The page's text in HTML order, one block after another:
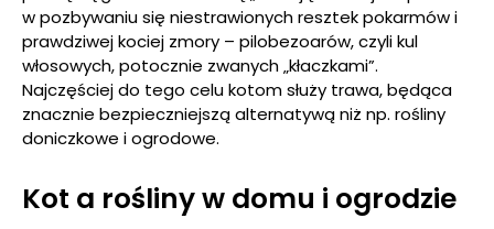
w pozbywaniu się niestrawionych resztek pokarmów i
prawdziwej kociej zmory – pilobezoarów, czyli kul
włosowych, potocznie zwanych „kłaczkami”.
Najczęściej do tego celu kotom służy trawa, będąca
znacznie bezpieczniejszą alternatywą niż np. rośliny
doniczkowe i ogrodowe.
Kot a rośliny w domu i ogrodzie